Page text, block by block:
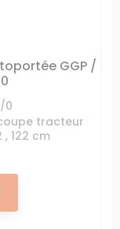
GGP /
0
tracteur
, 122 cm